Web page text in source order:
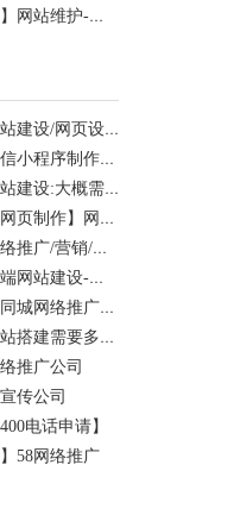
湖北省武汉市江岸区【网页制作】网站维护-网站改版
湖北省武汉市洪山区珞南街道网站建设/网页设计 咨询服务
湖北省武汉市青山区冶金街道微信小程序制作公司/网站制作 咨询服务
湖北省武汉市武昌区紫阳街道网站建设:大概需要多久可以制作好？
湖北省武汉市汉阳区江堤街道【网页制作】网站维护 咨询服务
湖北省武汉市硚口区易家街道网络推广/营销/宣传公司
湖北省武汉市硚口区古田街道高端网站建设-百家号注册
湖北省武汉市江汉区民意街道【同城网络推广】店铺推广
湖北省武汉市江岸区花桥街道网站搭建需要多少钱？
推广公司
传公司
电话申请】
58网络推广